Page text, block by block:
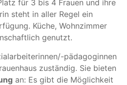
für 3 bis 4 Frauen und ihre
steht in aller Regel ein
Küche, Wohnzimmer
genutzt.
pädagoginnen
zuständig. Sie bieten
an: Es gibt die Möglichkeit